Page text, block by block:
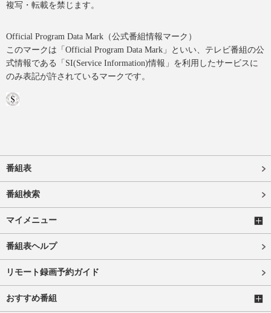
複写・転載を禁じます。
Official Program Data Mark（公式番組情報マーク）
このマークは「Official Program Data Mark」といい、テレビ番組の公
式情報である「SI(Service Information)情報」を利用したサービスに
のみ表記が許されているマークです。
番組表
番組検索
マイメニュー
番組表ヘルプ
リモート録画予約ガイド
おすすめ番組